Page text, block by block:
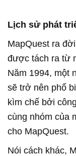
Lịch sử phát
MapQuest ra
được tách ra từ
Năm 1994, một
sẽ trở nên phổ
kìm chế bởi
cùng nhóm của
cho MapQuest.
Nói cách khác,